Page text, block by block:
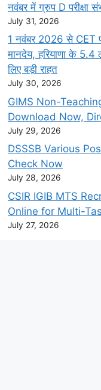
नवंबर में ग्रुप D परीक्षा
July 31, 2026
1 नवंबर 2026 से CET
मानदेय, हरियाणा के
लिए बड़ी राहत
July 30, 2026
GIMS Non-
Download Now,
July 29, 2026
DSSSB Various
Check Now
July 28, 2026
CSIR IGIB MTS
Online for Multi-
July 27, 2026